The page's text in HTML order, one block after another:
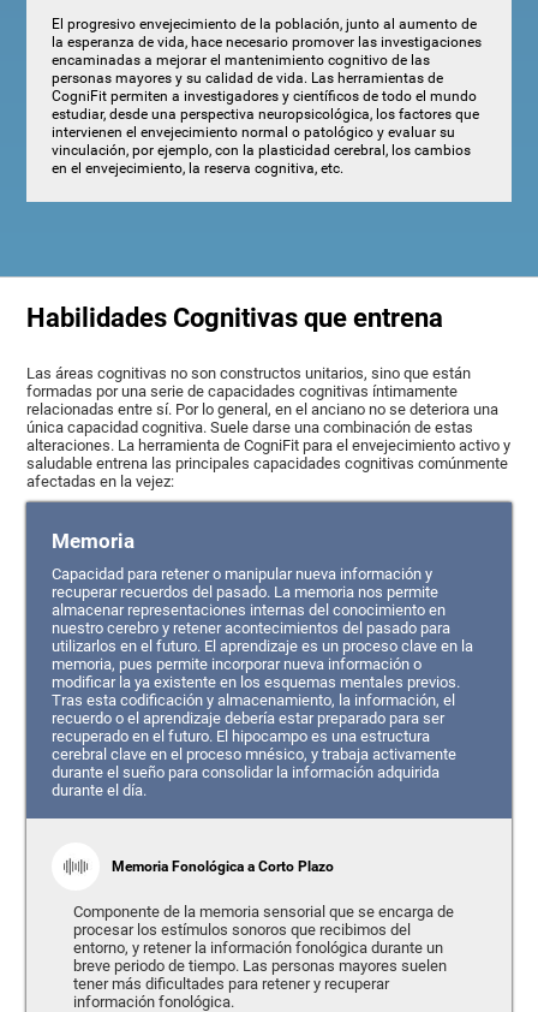
El progresivo envejecimiento de la población, junto al aumento de
la esperanza de vida, hace necesario promover las investigaciones
encaminadas a mejorar el mantenimiento cognitivo de las
personas mayores y su calidad de vida. Las herramientas de
CogniFit permiten a investigadores y científicos de todo el mundo
estudiar, desde una perspectiva neuropsicológica, los factores que
intervienen el envejecimiento normal o patológico y evaluar su
vinculación, por ejemplo, con la plasticidad cerebral, los cambios
en el envejecimiento, la reserva cognitiva, etc.
Habilidades Cognitivas que entrena
Las áreas cognitivas no son constructos unitarios, sino que están
formadas por una serie de capacidades cognitivas íntimamente
relacionadas entre sí. Por lo general, en el anciano no se deteriora una
única capacidad cognitiva. Suele darse una combinación de estas
alteraciones. La herramienta de CogniFit para el envejecimiento activo y
saludable entrena las principales capacidades cognitivas comúnmente
afectadas en la vejez:
Memoria
Capacidad para retener o manipular nueva información y
recuperar recuerdos del pasado. La memoria nos permite
almacenar representaciones internas del conocimiento en
nuestro cerebro y retener acontecimientos del pasado para
utilizarlos en el futuro. El aprendizaje es un proceso clave en la
memoria, pues permite incorporar nueva información o
modificar la ya existente en los esquemas mentales previos.
Tras esta codificación y almacenamiento, la información, el
recuerdo o el aprendizaje debería estar preparado para ser
recuperado en el futuro. El hipocampo es una estructura
cerebral clave en el proceso mnésico, y trabaja activamente
durante el sueño para consolidar la información adquirida
durante el día.
Memoria Fonológica a Corto Plazo
Componente de la memoria sensorial que se encarga de
procesar los estímulos sonoros que recibimos del
entorno, y retener la información fonológica durante un
breve periodo de tiempo. Las personas mayores suelen
tener más dificultades para retener y recuperar
información fonológica.